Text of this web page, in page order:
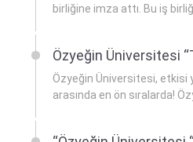
birliğine imza attı. Bu iş birliği
Özyeğin Üniversitesi
Özyeğin Üniversitesi, etkisi
arasında en ön sıralarda!